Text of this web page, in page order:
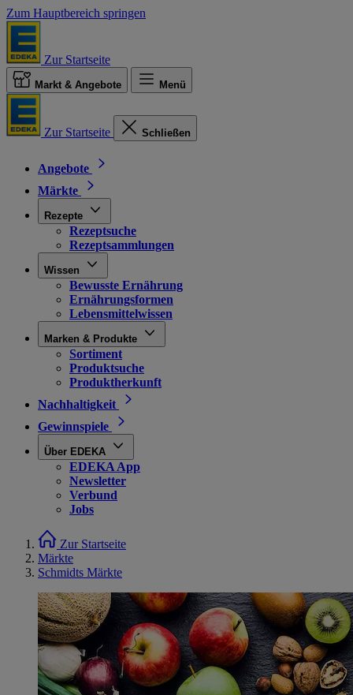
Zum Hauptbereich springen
Zur Startseite
Markt & Angebote Menü
Zur Startseite Schließen
Angebote
Märkte
Rezepte
Rezeptsuche
Rezeptsammlungen
Wissen
Bewusste Ernährung
Ernährungsformen
Lebensmittelwissen
Marken & Produkte
Sortiment
Produktsuche
Produktherkunft
Nachhaltigkeit
Gewinnspiele
Über EDEKA
EDEKA App
Newsletter
Verbund
Jobs
Zur Startseite
Märkte
Schmidts Märkte